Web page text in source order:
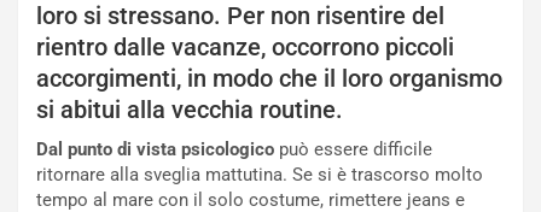
loro si stressano. Per non risentire del
rientro dalle vacanze, occorrono piccoli
accorgimenti, in modo che il loro organismo
si abitui alla vecchia routine.
Dal punto di vista psicologico può essere difficile
ritornare alla sveglia mattutina. Se si è trascorso molto
tempo al mare con il solo costume, rimettere jeans e